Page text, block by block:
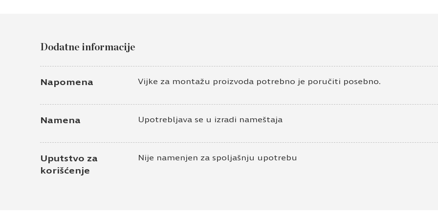
Dodatne informacije
Napomena Vijke za montažu proizvoda potrebno je poručiti posebno.
Namena Upotrebljava se u izradi nameštaja
Uputstvo za
korišćenje
Nije namenjen za spoljašnju upotrebu